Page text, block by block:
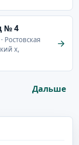
№ 4
Ростовская
х,
Дальше